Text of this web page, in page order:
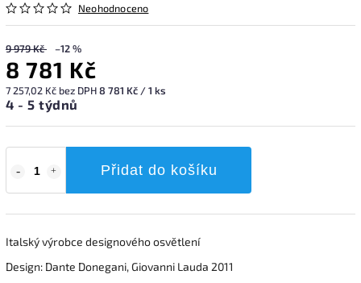
Neohodnoceno
9 979 Kč –12 %
8 781 Kč
7 257,02 Kč bez DPH8 781 Kč / 1 ks
4 - 5 týdnů
Přidat do košíku
Italský výrobce designového osvětlení
Design: Dante Donegani, Giovanni Lauda 2011